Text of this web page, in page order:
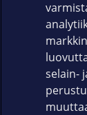
selain-